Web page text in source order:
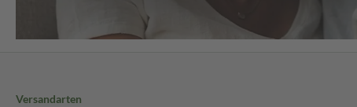
Versandarten